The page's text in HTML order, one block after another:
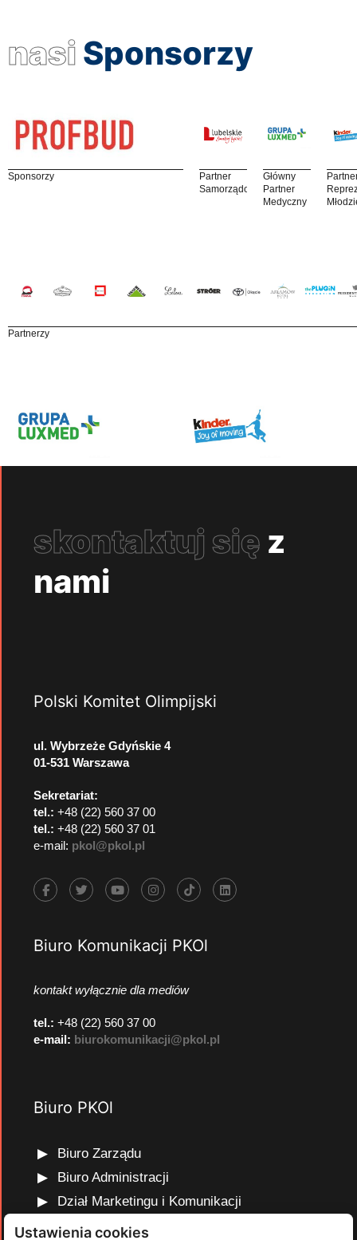
nasi Sponsorzy
Sponsorzy
Partner
Samorządowy
Główny
Partner
Medyczny
Partnerzy
skontaktuj się z
nami
Polski Komitet Olimpijski
ul. Wybrzeże Gdyńskie 4
01-531 Warszawa
Sekretariat:
tel.: +48 (22) 560 37 00
tel.: +48 (22) 560 37 01
e-mail: pkol@pkol.pl
Biuro Komunikacji PKOl
kontakt wyłącznie dla mediów
tel.: +48 (22) 560 37 00
e-mail: biurokomunikacji@pkol.pl
Biuro PKOl
Biuro Zarządu
Biuro Administracji
Dział Marketingu i Komunikacji
Dział Edukacji Olimpijskiej
Ustawienia cookies